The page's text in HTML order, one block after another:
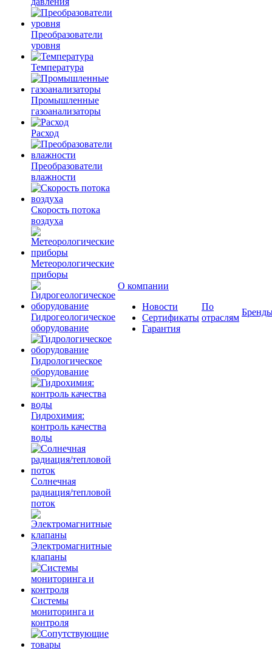
Преобразователи
уровня
Температура
Промышленные
газоанализаторы
Расход
Преобразователи
влажности
Скорость потока
воздуха
Метеорологические
приборы
Гидрогеологическое
оборудование
Гидрологическое
оборудование
Гидрохимия:
контроль качества
воды
Солнечная
радиация/тепловой
поток
Электромагнитные
клапаны
Системы
мониторинга и
контроля
О компании
Новости
Сертификаты
Гарантия
По
отраслям